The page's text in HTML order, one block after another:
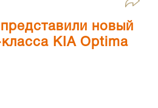
новый
KIA Optima